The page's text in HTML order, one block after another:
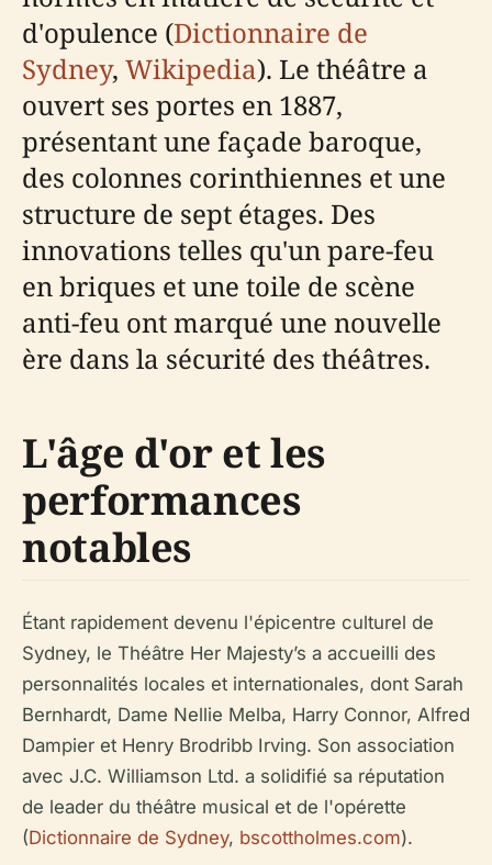
d'opulence (Dictionnaire de
Sydney, Wikipedia). Le théâtre a
ouvert ses portes en 1887,
présentant une façade baroque,
des colonnes corinthiennes et une
structure de sept étages. Des
innovations telles qu'un pare-feu
en briques et une toile de scène
anti-feu ont marqué une nouvelle
ère dans la sécurité des théâtres.
L'âge d'or et les
performances
notables
Étant rapidement devenu l'épicentre culturel de
Sydney, le Théâtre Her Majesty’s a accueilli des
personnalités locales et internationales, dont Sarah
Bernhardt, Dame Nellie Melba, Harry Connor, Alfred
Dampier et Henry Brodribb Irving. Son association
avec J.C. Williamson Ltd. a solidifié sa réputation
de leader du théâtre musical et de l'opérette
(Dictionnaire de Sydney, bscottholmes.com).